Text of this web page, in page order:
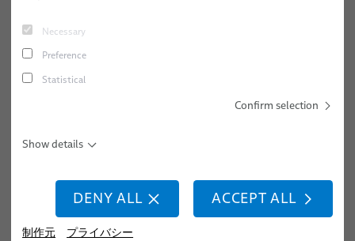
ロボット用ケーブルの組立
動的オートメーション用途向け産業用ロボットホースおよ
すぐに統合できるロボット & 試運転
ドレスパックサービス
コルゲートホースとメディアホース
Necessary
Preference
Statistical
Confirm selection
Show details
DENY ALL ACCEPT ALL
制作元 プライバシー